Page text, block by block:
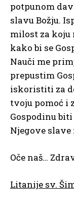
potpunom
slavu Božju.
milost za koju
kako bi se
Nauči me
prepustim
iskoristiti za
tvoju pomoć i
Gospodinu
Njegove
Oče naš…
Litanije sv.